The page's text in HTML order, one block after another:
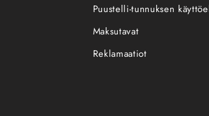
Puustelli-tunnuksen
Maksutavat
Reklamaatiot